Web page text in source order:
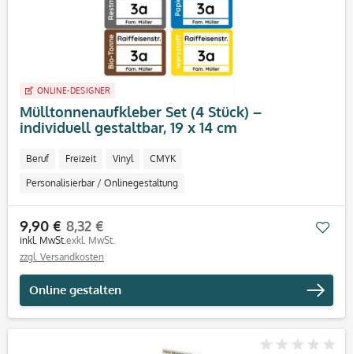
ONLINE-DESIGNER
Mülltonnenaufkleber Set (4 Stück) –
individuell gestaltbar, 19 x 14 cm
Beruf Freizeit Vinyl CMYK
Personalisierbar / Onlinegestaltung
9,90 €
inkl. MwSt.
8,32 €
exkl. MwSt.
zzgl. Versandkosten
Online gestalten